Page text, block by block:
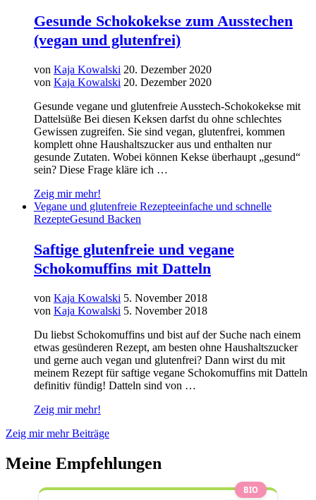
Gesunde Schokokekse zum Ausstechen
(vegan und glutenfrei)
von Kaja Kowalski 20. Dezember 2020
von Kaja Kowalski 20. Dezember 2020
Gesunde vegane und glutenfreie Ausstech-Schokokekse mit
Dattelsüße Bei diesen Keksen darfst du ohne schlechtes
Gewissen zugreifen. Sie sind vegan, glutenfrei, kommen
komplett ohne Haushaltszucker aus und enthalten nur
gesunde Zutaten. Wobei können Kekse überhaupt „gesund“
sein? Diese Frage kläre ich …
Zeig mir mehr!
Vegane und glutenfreie Rezepteeinfache und schnelle
RezepteGesund Backen
Saftige glutenfreie und vegane
Schokomuffins mit Datteln
von Kaja Kowalski 5. November 2018
von Kaja Kowalski 5. November 2018
Du liebst Schokomuffins und bist auf der Suche nach einem
etwas gesünderen Rezept, am besten ohne Haushaltszucker
und gerne auch vegan und glutenfrei? Dann wirst du mit
meinem Rezept für saftige vegane Schokomuffins mit Datteln
definitiv fündig! Datteln sind von …
Zeig mir mehr!
Zeig mir mehr Beiträge
Meine Empfehlungen
BIO